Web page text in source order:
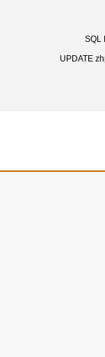
SQL
UPDATE